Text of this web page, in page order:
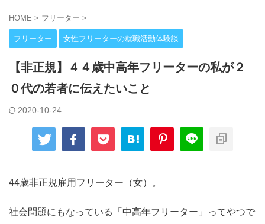
HOME > フリーター >
フリーター 女性フリーターの就職活動体験談
【非正規】４４歳中高年フリーターの私が２
０代の若者に伝えたいこと
2020-10-24
44歳非正規雇用フリーター（女）。
社会問題にもなっている「中高年フリーター」ってやつで